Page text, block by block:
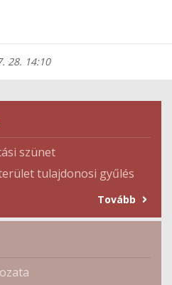
28. 14:10
szünet
tulajdonosi gyűlés
Tovább